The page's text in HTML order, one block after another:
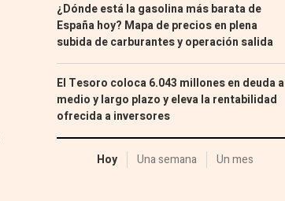
¿Dónde está la gasolina más barata de
España hoy? Mapa de precios en plena
subida de carburantes y operación salida
El Tesoro coloca 6.043 millones en deuda a
medio y largo plazo y eleva la rentabilidad
ofrecida a inversores
Hoy Una semana Un mes